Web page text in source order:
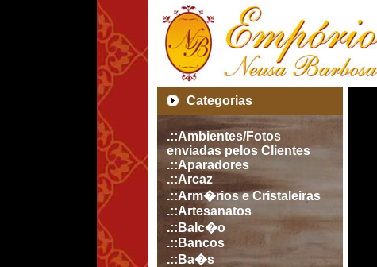
Categorias
.::Ambientes/Fotos
enviadas pelos Clientes
.::Aparadores
.::Arcaz
.::Arm�rios e Cristaleiras
.::Artesanatos
.::Balc�o
.::Bancos
.::Ba�s